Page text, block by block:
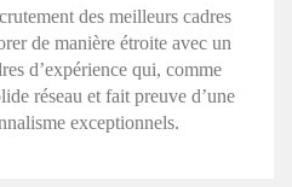
des meilleurs cadres
de manière étroite avec un
d’expérience qui, comme
réseau et fait preuve d’une
exceptionnels.